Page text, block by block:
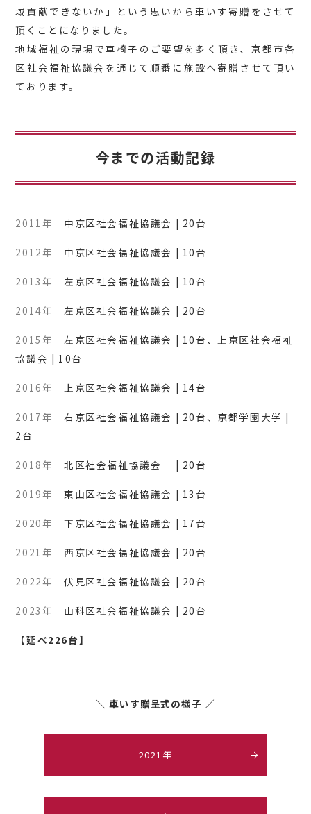
域貢献できないか」という思いから車いす寄贈をさせて
頂くことになりました。
地域福祉の現場で車椅子のご要望を多く頂き、京都市各
区社会福祉協議会を通じて順番に施設へ寄贈させて頂い
ております。
今までの活動記録
2011年 中京区社会福祉協議会 | 20台
2012年 中京区社会福祉協議会 | 10台
2013年 左京区社会福祉協議会 | 10台
2014年 左京区社会福祉協議会 | 20台
2015年
左京区社会福祉協議会 | 10台、上京区社会福祉
協議会 | 10台
2016年 上京区社会福祉協議会 | 14台
2017年
右京区社会福祉協議会 | 20台、京都学園大学 |
2台
2018年 北区社会福祉協議会 | 20台
2019年 東山区社会福祉協議会 | 13台
2020年 下京区社会福祉協議会 | 17台
2021年 西京区社会福祉協議会 | 20台
2022年 伏見区社会福祉協議会 | 20台
2023年 山科区社会福祉協議会 | 20台
【延べ226台】
＼ 車いす贈呈式の様子 ／
2021年